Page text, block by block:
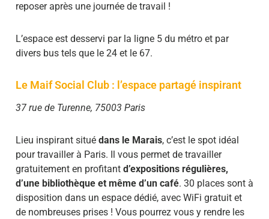
reposer après une journée de travail !
L’espace est desservi par la ligne 5 du métro et par
divers bus tels que le 24 et le 67.
Le Maif Social Club : l’espace partagé inspirant
37 rue de Turenne, 75003 Paris
Lieu inspirant situé dans le Marais, c’est le spot idéal
pour travailler à Paris. Il vous permet de travailler
gratuitement en profitant d’expositions régulières,
d’une bibliothèque et même d’un café. 30 places sont à
disposition dans un espace dédié, avec WiFi gratuit et
de nombreuses prises ! Vous pourrez vous y rendre les